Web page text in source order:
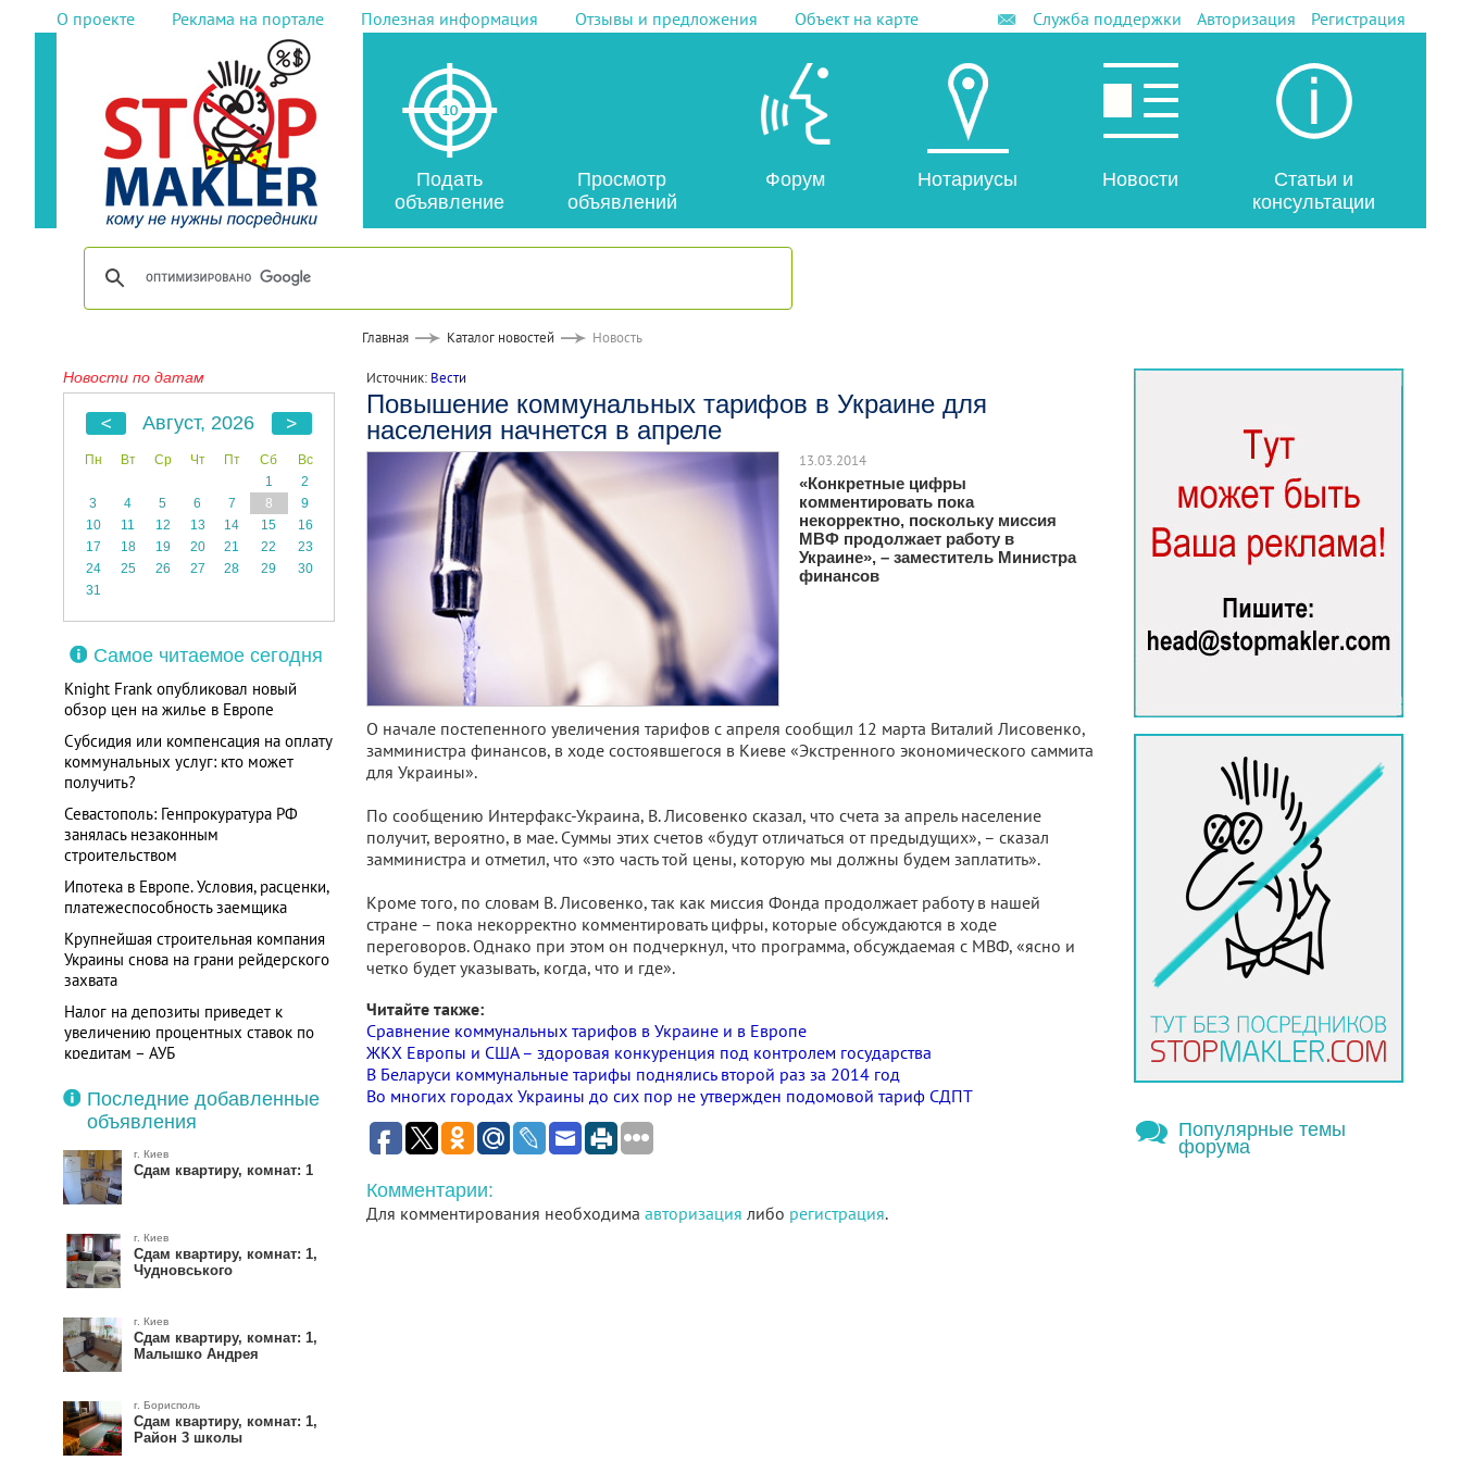
О проекте Реклама на портале Полезная информация Отзывы и предложения Объект на карте Служба поддержки Авторизация Регистрация
Подать
объявление
Просмотр
объявлений
Форум Нотариусы Новости
Статьи и
консультации
Главная Каталог новостей Новость
Новости по датам
Август, 2026
Пн Вт Ср Чт Пт Сб
Вс
1
2
3
4 5 6 7 8
9
10
11 12 13 14 15
16
17
18 19 20 21 22
23
24
25 26 27 28 29
30
31
Самое читаемое сегодня
Knight Frank опубликовал новый
обзор цен на жилье в Европе
Субсидия или компенсация на оплату
коммунальных услуг: кто может
получить?
Севастополь: Генпрокуратура РФ
занялась незаконным
строительством
Ипотека в Европе. Условия, расценки,
платежеспособность заемщика
Крупнейшая строительная компания
Украины снова на грани рейдерского
захвата
Налог на депозиты приведет к
увеличению процентных ставок по
кредитам – АУБ
Последние добавленные
объявления
г. Киев
Сдам квартиру, комнат: 1
г. Киев
Сдам квартиру, комнат: 1,
Чудновського
г. Киев
Сдам квартиру, комнат: 1,
Малышко Андрея
г. Борисполь
Сдам квартиру, комнат: 1,
Район 3 школы
Источник: Вести
Повышение коммунальных тарифов в Украине для
населения начнется в апреле
13.03.2014
«Конкретные цифры
комментировать пока
некорректно, поскольку миссия
МВФ продолжает работу в
Украине», – заместитель Министра
финансов
О начале постепенного увеличения тарифов с апреля сообщил 12 марта Виталий Лиcoвенко,
замминистра финансов, в ходе состоявшегося в Киеве «Экстренного экономического саммита
для Украины».
По сообщению Интерфакс-Украина, В. Лисовенко сказал, что счета за апрель население
получит, вероятно, в мае. Суммы этих счетов «будут отличаться от предыдущих», – сказал
замминистра и отметил, что «это часть той цены, которую мы должны будем заплатить».
Кроме того, по словам В. Лисовенко, так как миссия Фонда продолжает работу в нашей
стране – пока некорректно комментировать цифры, которые обсуждаются в ходе
переговоров. Однако при этом он подчеркнул, что программа, обсуждаемая с МВФ, «ясно и
четко будет указывать, когда, что и где».
Читайте также:
Сравнение коммунальных тарифов в Украине и в Европе
ЖКХ Европы и США – здоровая конкуренция под контролем государства
В Беларуси коммунальные тарифы поднялись второй раз за 2014 год
Во многих городах Украины до сих пор не утвержден подомовой тариф СДПТ
Комментарии:
Для комментирования необходима авторизация либо регистрация.
Популярные темы
форума